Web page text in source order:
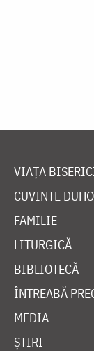
VIAȚA
CUVINTE
FAMILIE
LITURGICĂ
BIBLIOTECĂ
ÎNTREABĂ
MEDIA
ȘTIRI